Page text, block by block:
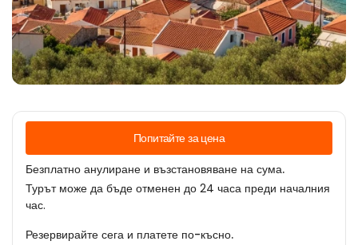
Попитайте за цена
Безплатно анулиране и възстановяване на сума.
Турът може да бъде отменен до 24 часа преди началния
час.
Резервирайте сега и платете по-късно.